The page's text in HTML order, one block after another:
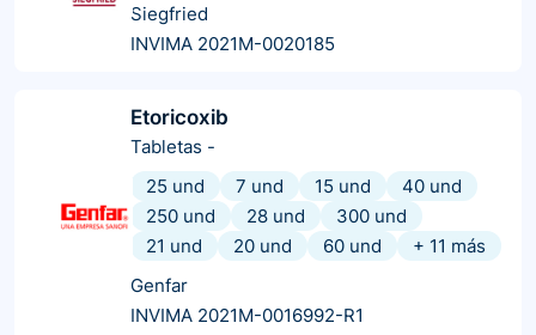
Siegfried
INVIMA 2021M-0020185
Etoricoxib
Tabletas -
25 und
7 und 15 und
40 und
250 und
28 und
300 und
21 und
20 und 60 und + 11 más
Genfar
INVIMA 2021M-0016992-R1